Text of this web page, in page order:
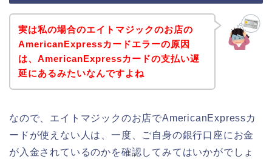
実は私の場合のエイトマジックのお店の
AmericanExpressカードエラーの原因
は、AmericanExpressカードの支払い遅
延にあるみたいなんですよね
なので、エイトマジックのお店でAmericanExpressカ
ードが使えない人は、一度、ご自身の銀行口座にお金
が入金されているのかを確認してみてはいかがでしょ